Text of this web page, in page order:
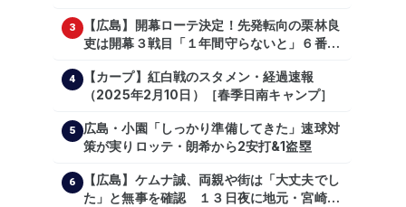
3
【広島】開幕ローテ決定！先発転向の栗林良
吏は開幕３戦目「１年間守らないと」６番手
4
【カープ】紅白戦のスタメン・経過速報
（2025年2月10日）［春季日南キャンプ］
5
広島・小園「しっかり準備してきた」速球対
策が実りロッテ・朗希から2安打&1盗塁
6
【広島】ケムナ誠、両親や街は「大丈夫でし
た」と無事を確認 １３日夜に地元・宮崎県